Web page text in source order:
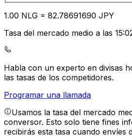
1.00 NLG = 82.78691690 JPY
Tasa del mercado medio a las
Habla con un experto en divisas
las tasas de los competidores.
Programar una llamada
Usamos la tasa del mercado
conversor. Esto solo tiene fines
recibirás esta tasa cuando envíes